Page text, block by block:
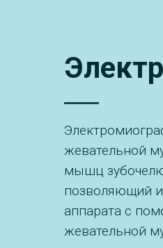
жевательной
мышц
позволяющий
аппарата с
жевательной